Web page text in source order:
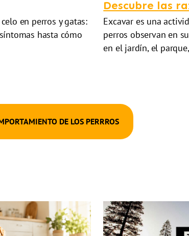
en perros y gatas:
hasta cómo
Descubre las
Excavar es una
perros observan en
en el jardín, el
DE LOS PERRROS